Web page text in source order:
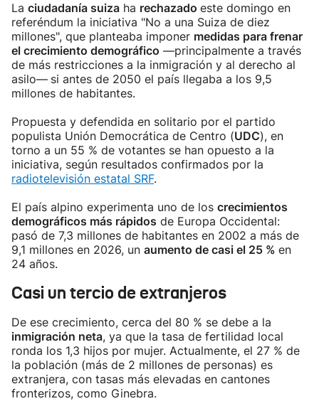
La ciudadanía suiza ha rechazado este domingo en
referéndum la iniciativa "No a una Suiza de diez
millones", que planteaba imponer medidas para frenar
el crecimiento demográfico —principalmente a través
de más restricciones a la inmigración y al derecho al
asilo— si antes de 2050 el país llegaba a los 9,5
millones de habitantes.
Propuesta y defendida en solitario por el partido
populista Unión Democrática de Centro (UDC), en
torno a un 55 % de votantes se han opuesto a la
iniciativa, según resultados confirmados por la
radiotelevisión estatal SRF.
El país alpino experimenta uno de los crecimientos
demográficos más rápidos de Europa Occidental:
pasó de 7,3 millones de habitantes en 2002 a más de
9,1 millones en 2026, un aumento de casi el 25 % en
24 años.
Casi un tercio de extranjeros
De ese crecimiento, cerca del 80 % se debe a la
inmigración neta, ya que la tasa de fertilidad local
ronda los 1,3 hijos por mujer. Actualmente, el 27 % de
la población (más de 2 millones de personas) es
extranjera, con tasas más elevadas en cantones
fronterizos, como Ginebra.